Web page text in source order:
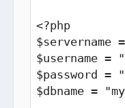
<?php
$username =
$password =
$dbname =